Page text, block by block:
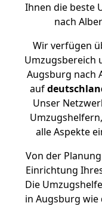
Ihnen die beste
nach
Wir verfügen
Umzugsbereich
Augsburg nach
auf
Unser
alle Aspekte
Von der
Einrichtung
Die
in Augsburg wie